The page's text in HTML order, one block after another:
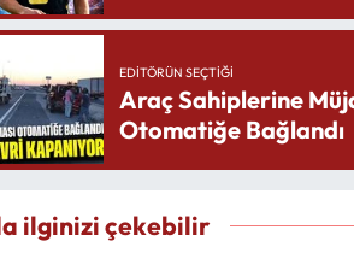
EDITÖRÜN SEÇTIĞI
Araç Sahiplerine
Otomatiğe Bağlandı
ilginizi çekebilir